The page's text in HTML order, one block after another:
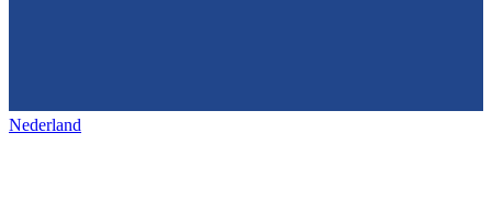
Nederland